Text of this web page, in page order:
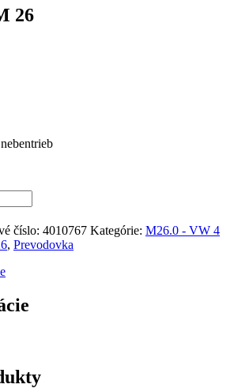
26
číslo: 4010767 Kategórie: M26.0 - VW 4
, Prevodovka